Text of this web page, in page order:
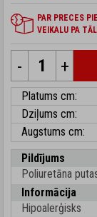
PAR PRECES
VEIKALU PA
- +
Platums cm:
Dziļums cm:
Augstums cm:
Pildījums
Poliuretāna
Informācija
Hipoalerģisks